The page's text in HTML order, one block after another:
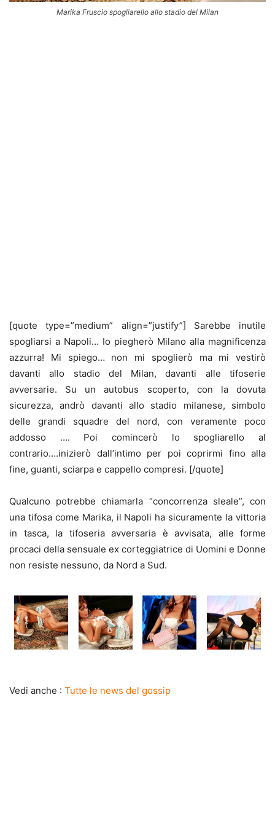
Marika Fruscio spogliarello allo stadio del Milan
[quote type=”medium” align=”justify”] Sarebbe inutile
spogliarsi a Napoli… Io piegherò Milano alla magnificenza
azzurra! Mi spiego… non mi spoglierò ma mi vestirò
davanti allo stadio del Milan, davanti alle tifoserie
avversarie. Su un autobus scoperto, con la dovuta
sicurezza, andrò davanti allo stadio milanese, simbolo
delle grandi squadre del nord, con veramente poco
addosso …. Poi comincerò lo spogliarello al
contrario….inizierò dall’intimo per poi coprirmi fino alla
fine, guanti, sciarpa e cappello compresi. [/quote]
Qualcuno potrebbe chiamarla “concorrenza sleale”, con
una tifosa come Marika, il Napoli ha sicuramente la vittoria
in tasca, la tifoseria avversaria è avvisata, alle forme
procaci della sensuale ex corteggiatrice di Uomini e Donne
non resiste nessuno, da Nord a Sud.
Vedi anche : Tutte le news del gossip